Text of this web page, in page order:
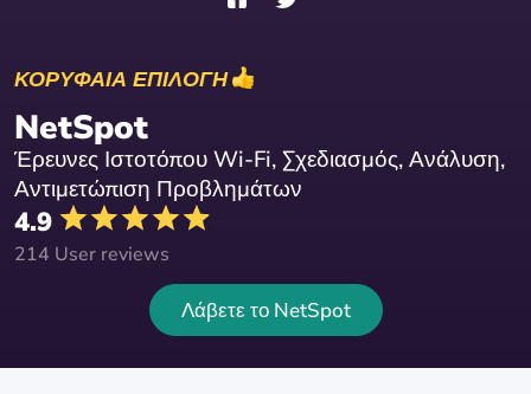
ΚΟΡΥΦΑΙΑ ΕΠΙΛΟΓΗ
NetSpot
Έρευνες Ιστοτόπου Wi-Fi, Σχεδιασμός, Ανάλυση,
Αντιμετώπιση Προβλημάτων
4.9
214 User reviews
Λάβετε το NetSpot